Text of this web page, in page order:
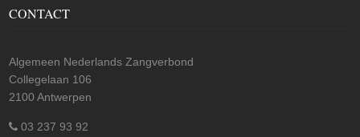
CONTACT
Algemeen Nederlands Zangverbond
Collegelaan 106
2100 Antwerpen
03 237 93 92